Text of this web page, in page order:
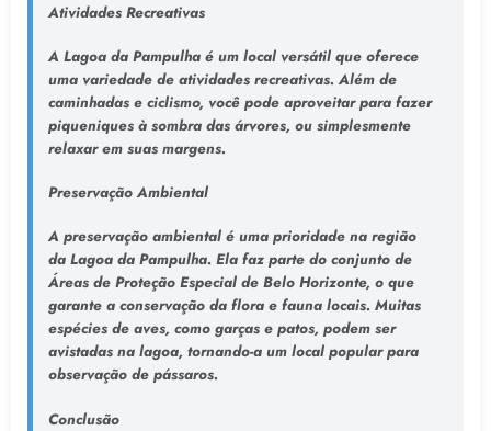
Atividades Recreativas
A Lagoa da Pampulha é um local versátil que oferece
uma variedade de atividades recreativas. Além de
caminhadas e ciclismo, você pode aproveitar para fazer
piqueniques à sombra das árvores, ou simplesmente
relaxar em suas margens.
Preservação Ambiental
A preservação ambiental é uma prioridade na região
da Lagoa da Pampulha. Ela faz parte do conjunto de
Áreas de Proteção Especial de Belo Horizonte, o que
garante a conservação da flora e fauna locais. Muitas
espécies de aves, como garças e patos, podem ser
avistadas na lagoa, tornando-a um local popular para
observação de pássaros.
Conclusão